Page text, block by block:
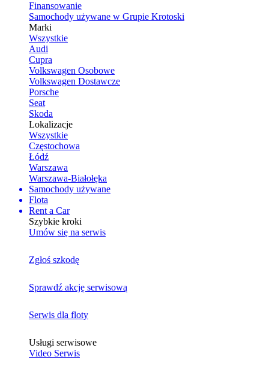
Finansowanie
Samochody używane w Grupie Krotoski
Marki
Wszystkie
Audi
Cupra
Volkswagen Osobowe
Volkswagen Dostawcze
Porsche
Seat
Skoda
Lokalizacje
Wszystkie
Częstochowa
Łódź
Warszawa
Warszawa-Białołęka
Samochody używane
Flota
Rent a Car
Szybkie kroki
Umów się na serwis
Zgłoś szkodę
Sprawdź akcję serwisową
Serwis dla floty
Usługi serwisowe
Video Serwis